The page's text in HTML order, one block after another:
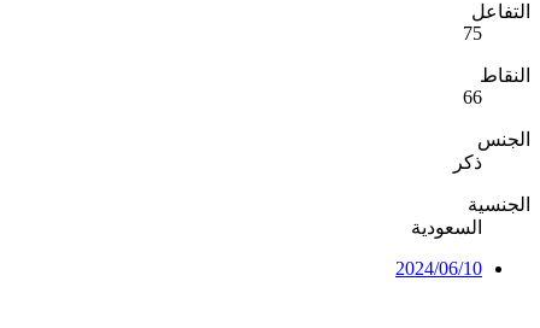
التفاعل
75
النقاط
66
الجنس
ذكر
الجنسية
السعودية
2024/06/10